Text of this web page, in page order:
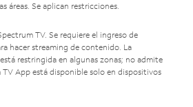
áreas. Se aplican restricciones.
TV. Se requiere el ingreso de
hacer streaming de contenido. La
restringida en algunas zonas; no admite
App está disponible solo en dispositivos